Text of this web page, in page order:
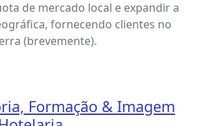
de mercado local e expandir a
fornecendo clientes no
(brevemente).
Formação & Imagem